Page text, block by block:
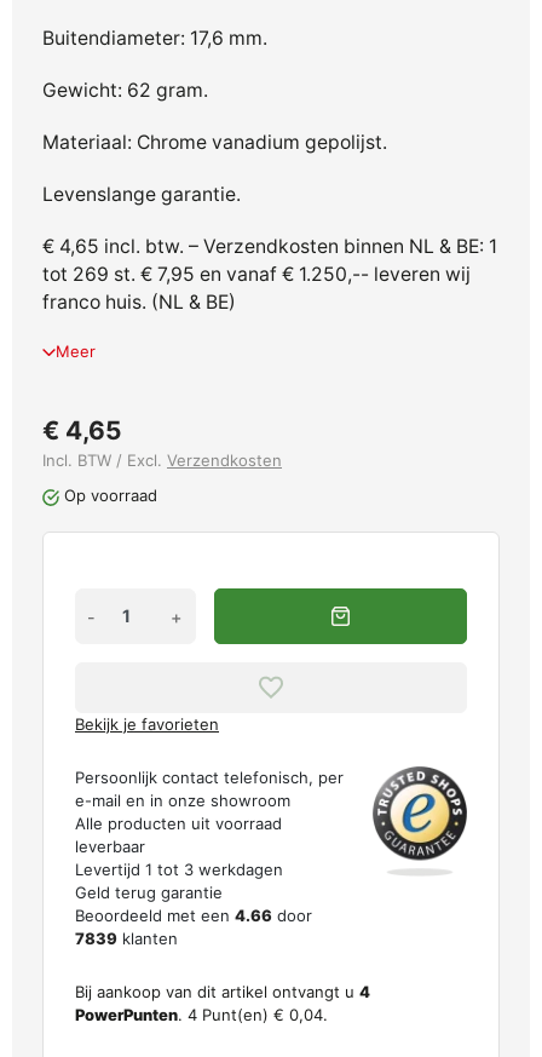
Buitendiameter: 17,6 mm.
Gewicht: 62 gram.
Materiaal: Chrome vanadium gepolijst.
Levenslange garantie.
€ 4,65 incl. btw. – Verzendkosten binnen NL & BE: 1
tot 269 st. € 7,95 en vanaf € 1.250,-- leveren wij
franco huis. (NL & BE)
Meer
€ 4,65
Incl. BTW / Excl. Verzendkosten
Op voorraad
- +
Bekijk je favorieten
Persoonlijk contact telefonisch, per
e-mail en in onze showroom
Alle producten uit voorraad
leverbaar
Levertijd 1 tot 3 werkdagen
Geld terug garantie
Beoordeeld met een 4.66 door
7839 klanten
Bij aankoop van dit artikel ontvangt u 4
PowerPunten. 4 Punt(en) € 0,04.